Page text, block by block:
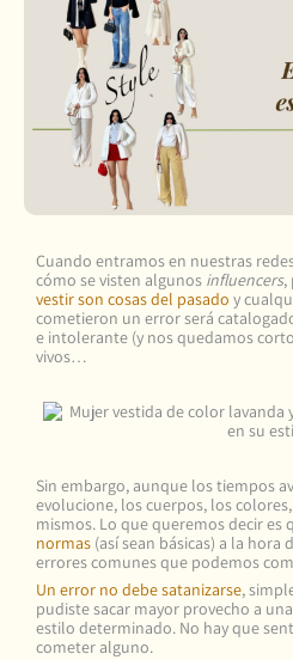
Cuando entramos en nuestras
cómo se visten algunos influencers,
vestir son cosas del pasado y
cometieron un error será
e intolerante (y nos quedamos
vivos…
Sin embargo, aunque los tiempos
evolucione, los cuerpos, los
mismos. Lo que queremos decir es
normas (así sean básicas) a la hora
errores comunes que podemos
Un error no debe satanizarse,
pudiste sacar mayor provecho a
estilo determinado. No hay que
cometer alguno.